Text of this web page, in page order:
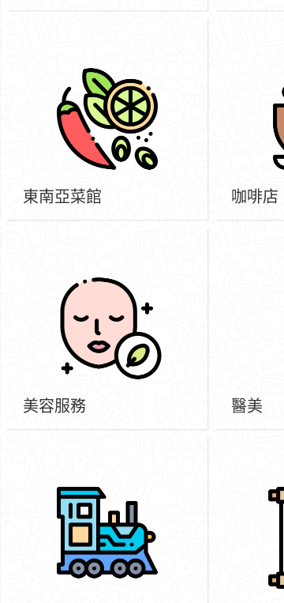
東南亞菜館 咖啡店
美容服務 醫美